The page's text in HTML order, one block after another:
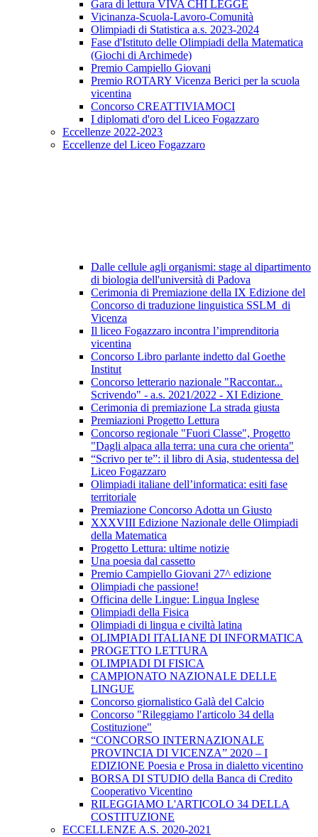
Gara di lettura VIVA CHI LEGGE
Vicinanza-Scuola-Lavoro-Comunità
Olimpiadi di Statistica a.s. 2023-2024
Fase d'Istituto delle Olimpiadi della Matematica
(Giochi di Archimede)
Premio Campiello Giovani
Premio ROTARY Vicenza Berici per la scuola
vicentina
Concorso CREATTIVIAMOCI
I diplomati d'oro del Liceo Fogazzaro
Eccellenze 2022-2023
Eccellenze del Liceo Fogazzaro
Dalle cellule agli organismi: stage al dipartimento
di biologia dell'università di Padova
Cerimonia di Premiazione della IX Edizione del
Concorso di traduzione linguistica SSLM di
Vicenza
Il liceo Fogazzaro incontra l’imprenditoria
vicentina
Concorso Libro parlante indetto dal Goethe
Institut
Concorso letterario nazionale "Raccontar...
Scrivendo" - a.s. 2021/2022 - XI Edizione
Cerimonia di premiazione La strada giusta
Premiazioni Progetto Lettura
Concorso regionale "Fuori Classe", Progetto
"Dagli alpaca alla terra: una cura che orienta"
“Scrivo per te”: il libro di Asia, studentessa del
Liceo Fogazzaro
Olimpiadi italiane dell’informatica: esiti fase
territoriale
Premiazione Concorso Adotta un Giusto
XXXVIII Edizione Nazionale delle Olimpiadi
della Matematica
Progetto Lettura: ultime notizie
Una poesia dal cassetto
Premio Campiello Giovani 27^ edizione
Olimpiadi che passione!
Officina delle Lingue: Lingua Inglese
Olimpiadi della Fisica
Olimpiadi di lingua e civiltà latina
OLIMPIADI ITALIANE DI INFORMATICA
PROGETTO LETTURA
OLIMPIADI DI FISICA
CAMPIONATO NAZIONALE DELLE
LINGUE
Concorso giornalistico Galà del Calcio
Concorso "Rileggiamo l′articolo 34 della
Costituzione"
“CONCORSO INTERNAZIONALE
PROVINCIA DI VICENZA” 2020 – I
EDIZIONE Poesia e Prosa in dialetto vicentino
BORSA DI STUDIO della Banca di Credito
Cooperativo Vicentino
RILEGGIAMO L'ARTICOLO 34 DELLA
COSTITUZIONE
ECCELLENZE A.S. 2020-2021